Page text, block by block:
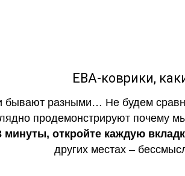
ЕВА-коврики,
бывают разными… Не будем
продемонстрируют почему
минуты, откройте каждую
других местах –